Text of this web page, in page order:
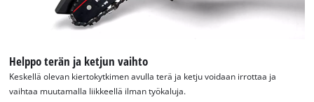
This content is not permitted to load due
to trackers that are not disclosed to the
to the list of technologies used.
Powered byUsercentrics Consent
Helppo terän ja ketjun vaihto
Keskellä olevan kiertokytkimen avulla terä ja ketju voidaan irrottaa ja
vaihtaa muutamalla liikkeellä ilman työkaluja.